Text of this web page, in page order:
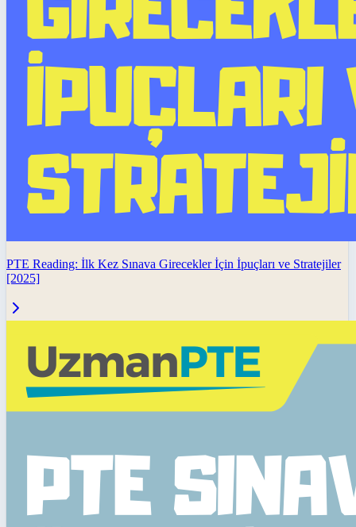
PTE Reading: İlk Kez Sınava Girecekler İçin İpuçları ve Stratejiler
[2025]